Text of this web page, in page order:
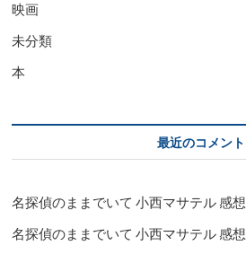
映画
未分類
本
最近のコメント
名探偵のままでいて 小西マサテル 感想
名探偵のままでいて 小西マサテル 感想